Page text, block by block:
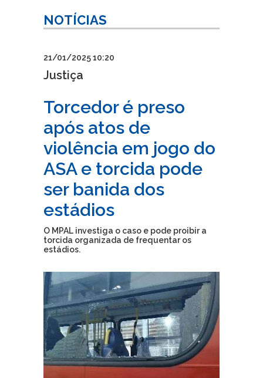
NOTÍCIAS
21/01/2025 10:20
Justiça
Torcedor é preso
após atos de
violência em jogo do
ASA e torcida pode
ser banida dos
estádios
O MPAL investiga o caso e pode proibir a
torcida organizada de frequentar os
estádios.